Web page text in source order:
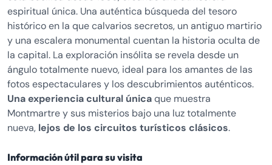
espiritual única. Una auténtica búsqueda del tesoro
histórico en la que calvarios secretos, un antiguo martirio
y una escalera monumental cuentan la historia oculta de
la capital. La exploración insólita se revela desde un
ángulo totalmente nuevo, ideal para los amantes de las
fotos espectaculares y los descubrimientos auténticos.
Una experiencia cultural únicaque muestra
Montmartre y sus misterios bajo una luz totalmente
nueva, lejos de los circuitos turísticos clásicos.
Información útil para su visita